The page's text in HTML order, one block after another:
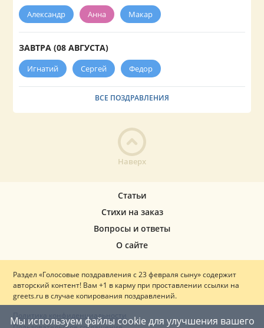
Александр Анна Макар
ЗАВТРА (08 АВГУСТА)
Игнатий Сергей Федор
ВСЕ ПОЗДРАВЛЕНИЯ
Наверх
Мы используем файлы cookie для улучшения вашего
Статьи
Стихи на заказ
Вопросы и ответы
О сайте
Раздел «Голосовые поздравления с 23 февраля сыну» содержит
авторский контент! Вам +1 в карму при проставлении ссылки на
greets.ru в случае копирования поздравлений.
Политика конфиденциальности